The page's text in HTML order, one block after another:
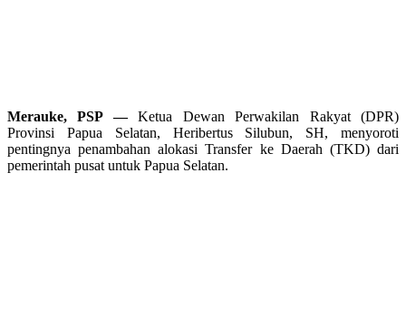
Merauke, PSP —Ketua Dewan Perwakilan Rakyat (DPR)
Provinsi Papua Selatan, Heribertus Silubun, SH, menyoroti
pentingnya penambahan alokasi Transfer ke Daerah (TKD) dari
pemerintah pusat untuk Papua Selatan.